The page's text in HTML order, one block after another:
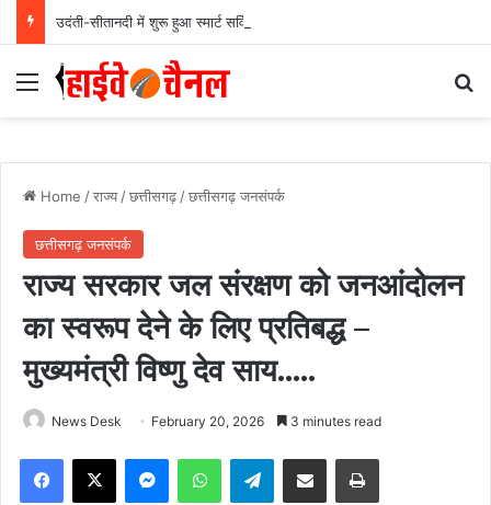
Menu
Home /राज्य /छत्तीसगढ़ /छत्तीसगढ़ जनसंपर्क
छत्तीसगढ़ जनसंपर्क
राज्य सरकार जल संरक्षण को जनआंदोलन
का स्वरूप देने के लिए प्रतिबद्ध –
मुख्यमंत्री विष्णु देव साय…..
News Desk February 20, 2026 3 minutes read
Facebook
X MessengerWhatsAppTelegramShare via Email Print